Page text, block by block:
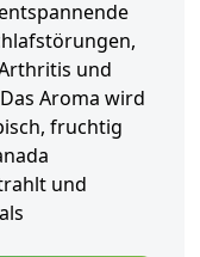
und
Aroma wird
fruchtig
und